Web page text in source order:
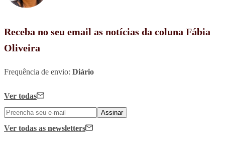
Receba no seu email as notícias da coluna Fábia
Oliveira
Frequência de envio: Diário
Ver todas
Assinar
Ver todas as newsletters